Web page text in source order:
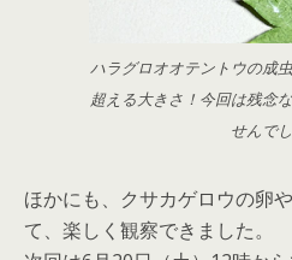
ハラグロオオテントウの成
超える大きさ！今回は残念
せんで
ほかにも、クサカゲロウの卵
て、楽しく観察できました。